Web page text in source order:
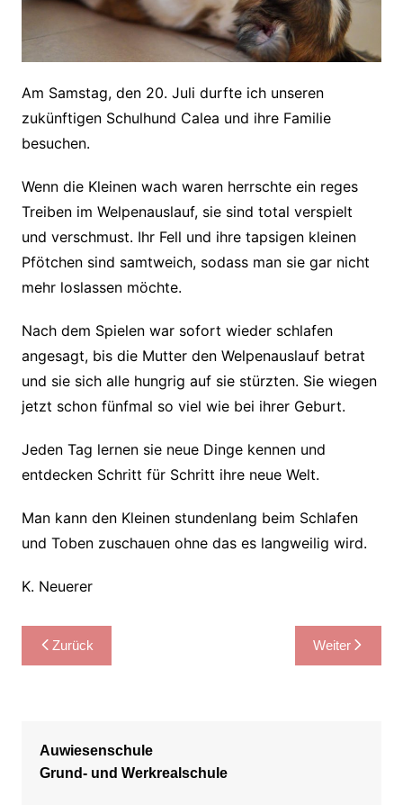
Am Samstag, den 20. Juli durfte ich unseren
zukünftigen Schulhund Calea und ihre Familie
besuchen.
Wenn die Kleinen wach waren herrschte ein reges
Treiben im Welpenauslauf, sie sind total verspielt
und verschmust. Ihr Fell und ihre tapsigen kleinen
Pfötchen sind samtweich, sodass man sie gar nicht
mehr loslassen möchte.
Nach dem Spielen war sofort wieder schlafen
angesagt, bis die Mutter den Welpenauslauf betrat
und sie sich alle hungrig auf sie stürzten. Sie wiegen
jetzt schon fünfmal so viel wie bei ihrer Geburt.
Jeden Tag lernen sie neue Dinge kennen und
entdecken Schritt für Schritt ihre neue Welt.
Man kann den Kleinen stundenlang beim Schlafen
und Toben zuschauen ohne das es langweilig wird.
K. Neuerer
Beitragsnavigation
Zurück Weiter
Auwiesenschule
Grund- und Werkrealschule